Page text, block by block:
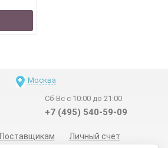
Москва
Сб-Вс с 10:00 до 21:00
+7 (495) 540-59-09
Поставщикам Личный счет